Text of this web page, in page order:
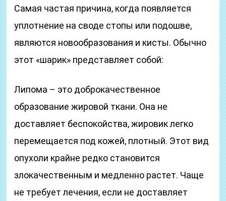
Самая частая причина, когда появляется
уплотнение на своде стопы или подошве,
являются новообразования и кисты. Обычно
этот «шарик» представляет собой:
Липома – это доброкачественное
образование жировой ткани. Она не
доставляет беспокойства, жировик легко
перемещается под кожей, плотный. Этот вид
опухоли крайне редко становится
злокачественным и медленно растет. Чаще
не требует лечения, если не доставляет